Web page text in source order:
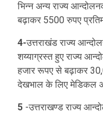
भिन्न अन्य राज्य
बढ़ाकर 5500 रुपए
4-उत्तराखंड राज्य
शय्याग्रस्त हुए राज्य
हजार रूपए से बढ़ाकर
देखभाल के लिए मेडिकल
5 -उत्तराखण्ड राज्य